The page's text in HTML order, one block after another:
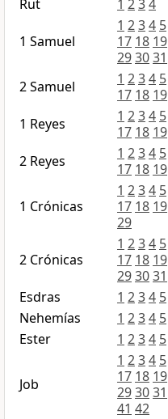
Rut
1 234
1 Samuel
1 234 5
17 18 19
293031
2 Samuel
1 234 5
17 18 19
1 Reyes
1 234 5
17 18 19
2 Reyes
1 234 5
17 18 19
1 Crónicas
1 234 5
17 18 19
29
2 Crónicas
1 234 5
17 18 19
293031
Esdras
1 234 5
Nehemías
1 234 5
Ester
1 234 5
Job
1 234 5
17 18 19
293031
41 42